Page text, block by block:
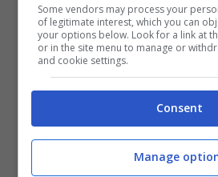
Ordini minori, e il
Battesimo.
Some vendors may process your
of legitimate interest, which you can
your options below. Look for a link at
or in the site menu to manage or
and cookie settings.
Consent
Manage